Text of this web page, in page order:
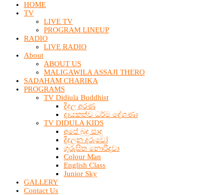
HOME
TV
LIVE TV
PROGRAM LINEUP
RADIO
LIVE RADIO
About
ABOUT US
MALIGAWILA ASSAJI THERO
SADAHAM CHARIKA
PROGRAMS
TV Didiula Buddhist
දිදුල අරණ
දායකත්ව ධර්ම දේශණා
TV DIDULA KIDS
අපේ බුදු සාදු
දිදුලන දරුවෝ
ගුරුසිත නොරිදවා
Colour Man
English Class
Junior Sky
GALLERY
Contact Us